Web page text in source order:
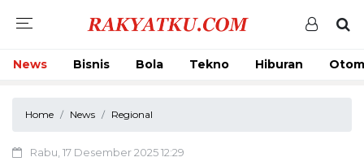
News Bisnis Bola Tekno Hiburan
Home News Regional
Rabu, 17 Desember 2025 12:29